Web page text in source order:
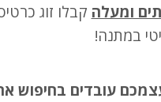
ומעלה קבלו זוג
במתנה!
עובדים בחיפוש